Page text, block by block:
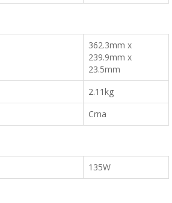
362.3mm x
239.9mm x
23.5mm
2.11kg
Crna
135W